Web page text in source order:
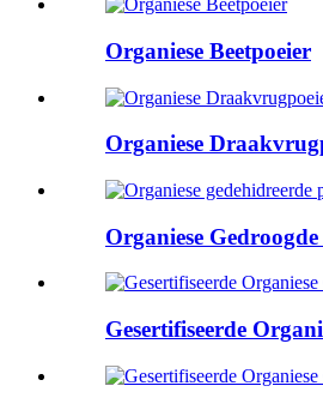
Organiese Beetpoeier
Organiese
Organiese
Gesertifiseerde